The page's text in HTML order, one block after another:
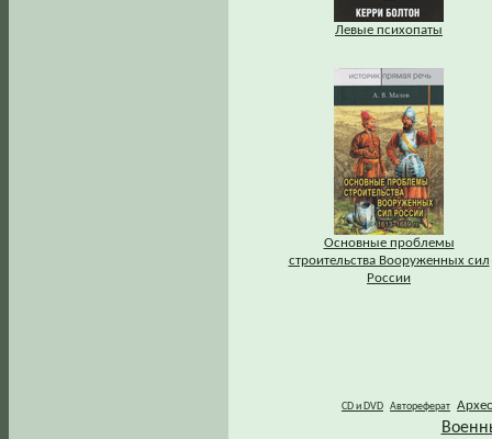
Левые психопаты
Основные проблемы
строительства Вооруженных сил
России
CD и DVD Автореферат